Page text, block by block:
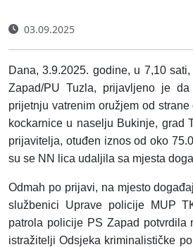
03.09.2025
Dana, 3.9.2025. godine, u 7,10
Zapad/PU Tuzla, prijavljeno je
prijetnju vatrenim oružjem od
kockarnice u naselju Bukinje, grad
prijavitelja, otuđen iznos od oko
su se NN lica udaljila sa mjesta
Odmah po prijavi, na mjesto
službenici Uprave policije MUP
patrola policije PS Zapad potvrdila
istražitelji Odsjeka kriminalističke